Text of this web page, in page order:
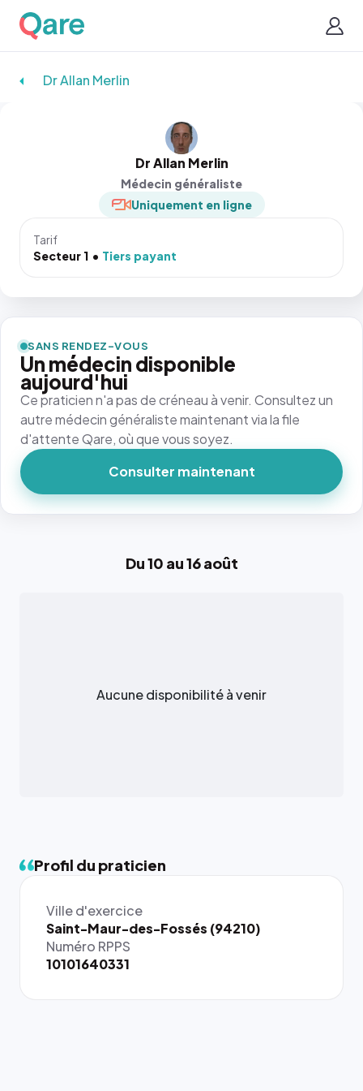
Dr Allan Merlin
Dr Allan Merlin
Médecin généraliste
Uniquement en ligne
Tarif
Secteur 1
Tiers payant
Du 10 au 16 août
Aucune disponibilité à venir
Profil du praticien
Ville d'exercice
Saint-Maur-des-Fossés (94210)
Numéro RPPS
10101640331
SANS RENDEZ-VOUS
Un médecin disponible
aujourd'hui
Ce praticien n'a pas de créneau à venir. Consultez un
autre médecin généraliste maintenant via la file
d'attente Qare, où que vous soyez.
Consulter maintenant
{# 40×40
: la taille
rendue par
`.profile-